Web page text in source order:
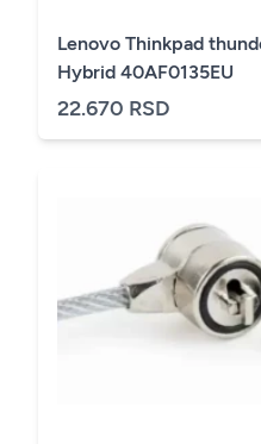
Lenovo Thinkpad
Hybrid 40AF0135EU
22.670 RSD